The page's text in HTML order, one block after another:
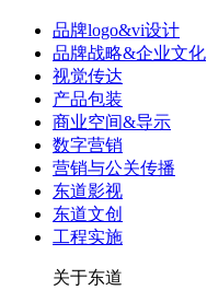
品牌logo&vi设计
品牌战略&企业文化
视觉传达
产品包装
商业空间&导示
数字营销
营销与公关传播
东道影视
东道文创
工程实施
关于东道